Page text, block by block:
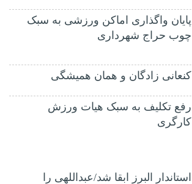
پایان واگذاری اماکن ورزشی به سبک
چوب حراج شهرداری
کنعانی زادگان و همان همیشگی
رفع تکلیف به سبک هیات ورزش
کارگری
استاندار البرز ابقا شد/عبداللهی را